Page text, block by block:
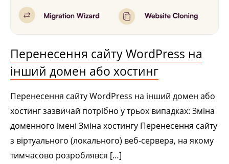
Перенесення сайту WordPress на
інший домен або хостинг
Перенесення сайту WordPress на інший домен або
хостинг зазвичай потрібно у трьох випадках: Зміна
доменного імені Зміна хостингу Перенесення сайту
з віртуального (локального) веб-сервера, на якому
тимчасово розроблявся […]